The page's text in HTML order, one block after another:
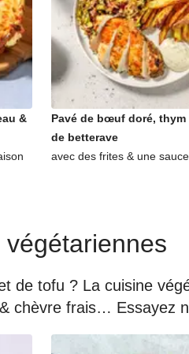
&
Pavé de bœuf doré, thym
de betterave
avec des frites & une
de tofu ? La cuisine
chèvre frais… Essayez